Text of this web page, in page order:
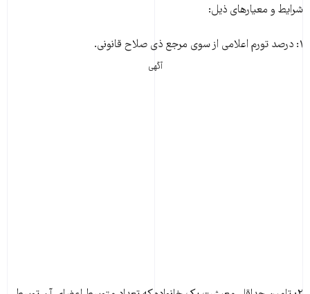
شرایط و معیارهای ذیل:
۱: درصد تورم اعلامی از سوی مرجع ذی صلاح قانونی.
آگهی